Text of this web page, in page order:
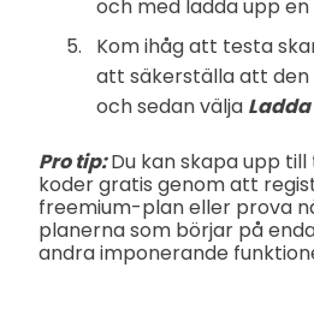
och med ladda upp
Kom ihåg att testa
att säkerställa att
och sedan välja
Pro tip:Du kan skapa upp
koder gratis genom att
freemium-plan eller prova
planerna som börjar på
andra imponerande